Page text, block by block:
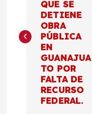
e
QUE SE
DETIENE
OBRA
PÚBLICA
EN
GUANAJUA
TO POR
FALTA DE
RECURSO
FEDERAL.